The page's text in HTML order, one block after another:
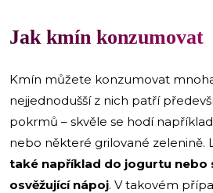
Jak kmín konzumovat
Kmín můžete konzumovat
nejjednodušší z nich patří
pokrmů – skvěle se hodí
nebo některé grilované zelenině.
také například do jogurtu nebo
osvěžující nápoj. V takovém